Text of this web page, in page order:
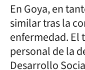
En Goya, en
similar tras la
enfermedad. El
personal de la
Desarrollo